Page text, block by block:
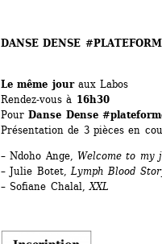
DANSE DENSE
Le même jouraux Labos
Rendez-vous à 16h30
Pour Danse Dense
Présentation de 3 pièces en
­– Ndoho Ange, Welcome to my
– Julie Botet, Lymph Blood
­– Sofiane Chalal, XXL